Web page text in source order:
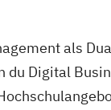
als
du Digital